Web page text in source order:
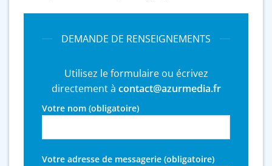
DEMANDE DE RENSEIGNEMENTS
Utilisez le formulaire ou écrivez
directement à contact@azurmedia.fr
Votre nom (obligatoire)
Votre adresse de messagerie (obligatoire)